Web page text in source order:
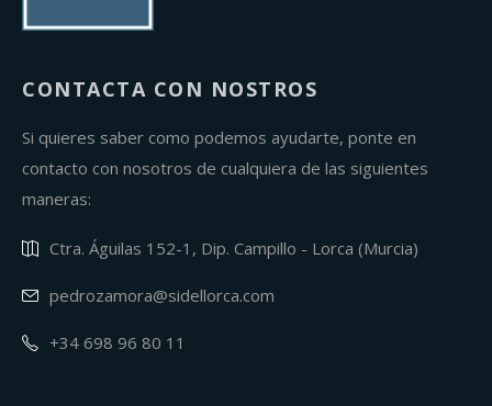
CONTACTA CON NOSTROS
Si quieres saber como podemos ayudarte, ponte en
contacto con nosotros de cualquiera de las siguientes
maneras:
Ctra. Águilas 152-1, Dip. Campillo - Lorca (Murcia)
pedrozamora@sidellorca.com
+34 698 96 80 11